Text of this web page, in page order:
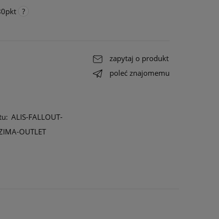
pkt
do
ALIS-FALLOUT-
OUTLET
zapytaj o produkt
poleć znajomemu